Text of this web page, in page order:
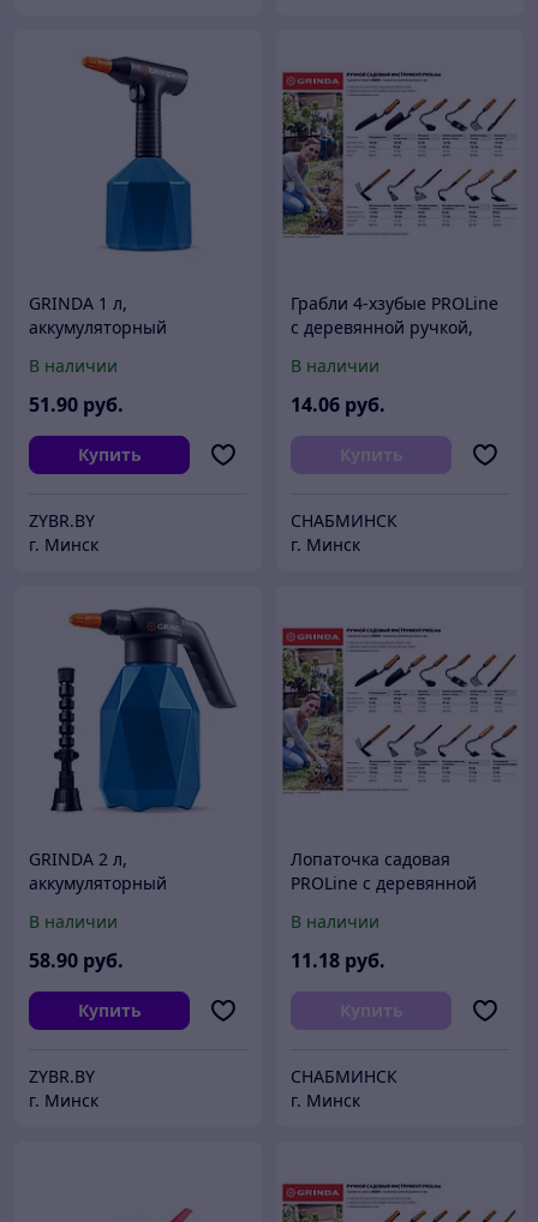
GRINDA 1 л,
аккумуляторный
(PHS-1)
В наличии
51.90 руб.
Купить
ZYBR.BY
г. Минск
Грабли 4-хзубые PROLine
с деревянной ручкой,
64х100х270мм
В наличии
14.06 руб.
Купить
СНАБМИНСК
г. Минск
GRINDA 2 л,
аккумуляторный
(PHS-2)
В наличии
58.90 руб.
Купить
ZYBR.BY
г. Минск
Лопаточка садовая
PROLine с деревянной
125х92х560мм
В наличии
11.18 руб.
Купить
СНАБМИНСК
г. Минск